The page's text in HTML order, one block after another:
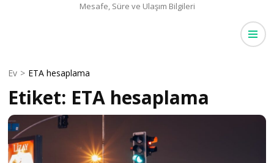
Mesafe, Süre ve Ulaşım Bilgileri
Ev > ETA hesaplama
Etiket: ETA hesaplama